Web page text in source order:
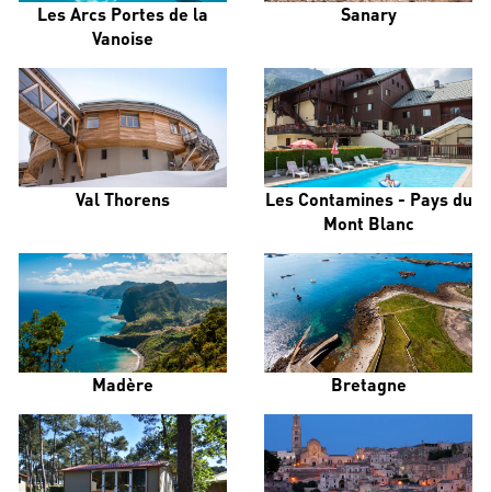
Les Arcs Portes de la
Vanoise
Sanary
Val Thorens
Les Contamines - Pays du
Mont Blanc
Madère Bretagne